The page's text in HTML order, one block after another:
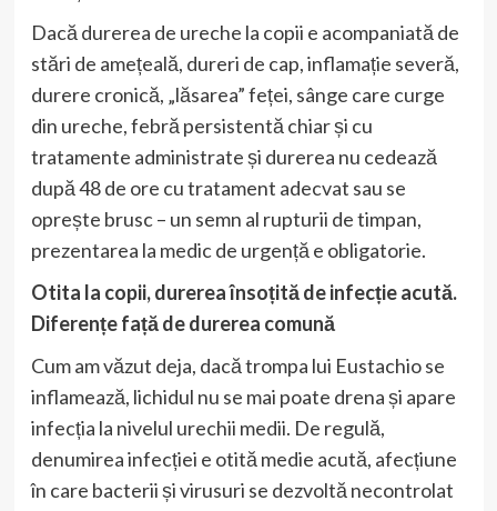
Dacă durerea de ureche la copii e acompaniată de
stări de amețeală, dureri de cap, inflamație severă,
durere cronică, „lăsarea” feței, sânge care curge
din ureche, febră persistentă chiar și cu
tratamente administrate și durerea nu cedează
după 48 de ore cu tratament adecvat sau se
oprește brusc – un semn al rupturii de timpan,
prezentarea la medic de urgență e obligatorie.
Otita la copii, durerea însoțită de infecție acută.
Diferențe față de durerea comună
Cum am văzut deja, dacă trompa lui Eustachio se
inflamează, lichidul nu se mai poate drena și apare
infecția la nivelul urechii medii. De regulă,
denumirea infecției e otită medie acută, afecțiune
în care bacterii și virusuri se dezvoltă necontrolat